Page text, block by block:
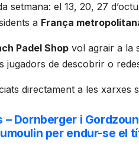
setmana: el 13, 20, 27
a França
Padel Shop vol agrair a la
jugadors de descobrir o
directament a les xarxes
– Dornberger i
per endur-se el